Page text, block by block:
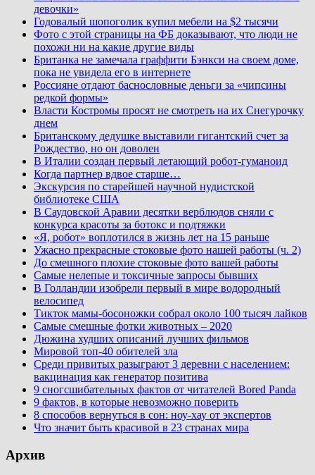
девочки»
Годовалый шопоголик купил мебели на $2 тысячи
Фото с этой страницы на ФБ доказывают, что люди не
похожи ни на какие другие виды
Британка не замечала граффити Бэнкси на своем доме,
пока не увидела его в интернете
Россияне отдают баснословные деньги за «чипсины
редкой формы»
Власти Костромы просят не смотреть на их Снегурочку
днем
Британскому дедушке выставили гигантский счет за
Рождество, но он доволен
В Италии создан первый летающий робот-гуманоид
Когда партнер вдвое старше…
Экскурсия по старейшей научной нудистской
библиотеке США
В Саудовской Аравии десятки верблюдов сняли с
конкурса красоты за ботокс и подтяжки
«Я, робот» воплотился в жизнь лет на 15 раньше
Ужасно прекрасные стоковые фото нашей работы (ч. 2)
До смешного плохие стоковые фото вашей работы
Самые нелепые и токсичные запросы бывших
В Голландии изобрели первый в мире водородный
велосипед
Тикток мамы-босоножки собрал около 100 тысяч лайков
Самые смешные фотки животных – 2020
Дюжина худших описаний лучших фильмов
Мировой топ-40 обителей зла
Среди привитых разыграют 3 деревни с населением:
вакцинация как генератор позитива
9 сногсшибательных фактов от читателей Bored Panda
9 фактов, в которые невозможно поверить
8 способов вернуться в сон: ноу-хау от экспертов
Что значит быть красивой в 23 странах мира
Архив